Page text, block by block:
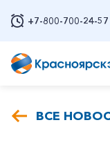
+7-800-700-24-57
ВСЕ